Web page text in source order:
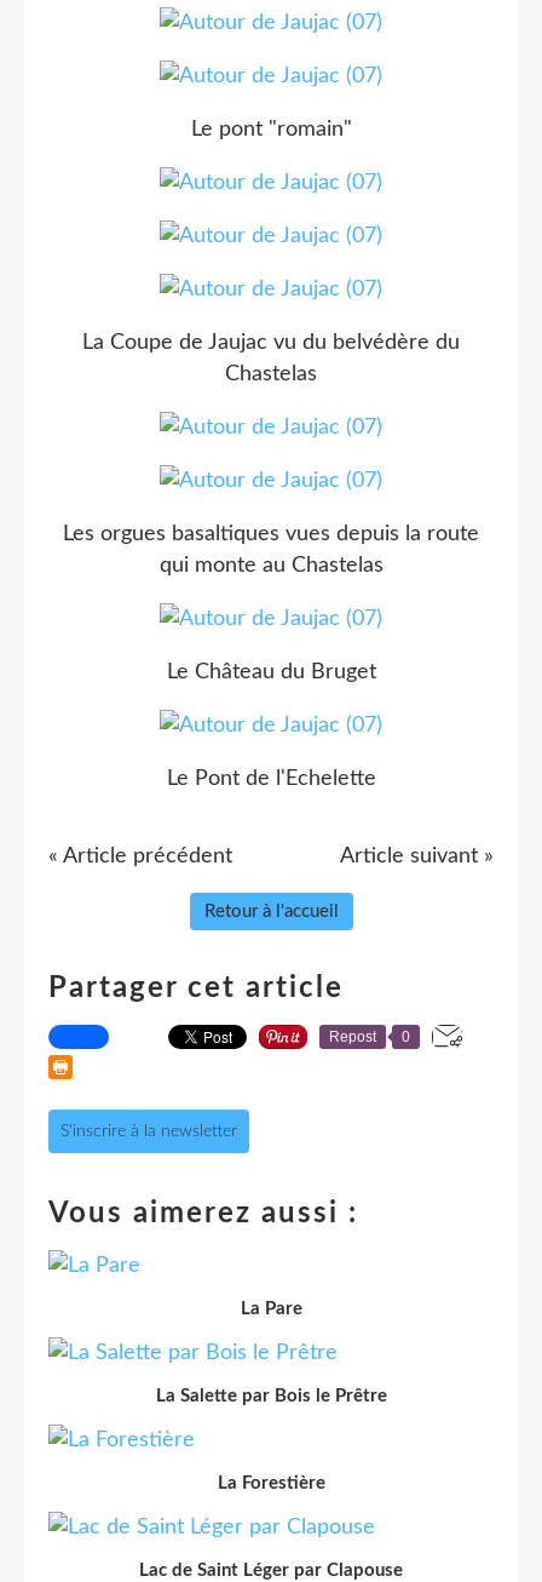
Le pont "romain"
La Coupe de Jaujac vu du belvédère du
Chastelas
Les orgues basaltiques vues depuis la route
qui monte au Chastelas
Le Château du Bruget
Le Pont de l'Echelette
« Article précédent Article suivant »
Retour à l'accueil
Partager cet article
Repost 0
S'inscrire à la newsletter
Vous aimerez aussi :
La Pare
La Salette par Bois le Prêtre
La Forestière
Lac de Saint Léger par Clapouse